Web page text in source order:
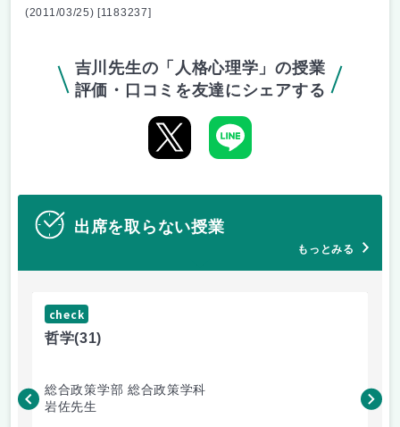
(2011/03/25) [1183237]
吉川先生の「人格心理学」の授業
評価・口コミを友達にシェアする
出席を取らない授業
もっとみる
check
哲学(31)
総合政策学部 総合政策学科
岩佐先生
長